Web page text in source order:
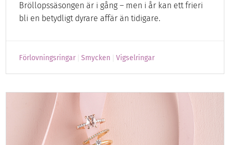
Bröllopssäsongen är i gång – men i år kan ett frieri
bli en betydligt dyrare affär än tidigare.
Förlovningsringar Smycken Vigselringar